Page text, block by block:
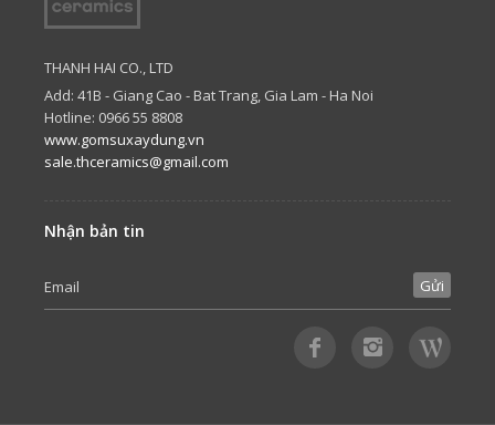
THANH HAI CO., LTD
Add: 41B - Giang Cao - Bat Trang, Gia Lam - Ha Noi
Hotline: 0966 55 8808
www.gomsuxaydung.vn
sale.thceramics@gmail.com
Nhận bản tin